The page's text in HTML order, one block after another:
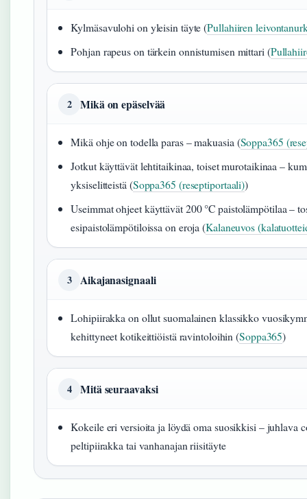
Kylmäsavulohi on yleisin täyte (Pullahiiren
Pohjan rapeus on tärkein onnistumisen mittari (
2 Mikä on epäselvää
Mikä ohje on todella paras – makuasia (Soppa365
Jotkut käyttävät lehtitaikinaa, toiset murotaikinaa –
yksiselitteistä (Soppa365 (reseptiportaali))
Useimmat ohjeet käyttävät 200 °C paistolämpötilaa –
esipaistolämpötiloissa on eroja (Kalaneuvos
3 Aikajanasignaali
Lohipiirakka on ollut suomalainen klassikko
kehittyneet kotikeittiöistä ravintoloihin (Soppa365)
4 Mitä seuraavaksi
Kokeile eri versioita ja löydä oma suosikkisi – juhlava
peltipiirakka tai vanhanajan riisitäyte